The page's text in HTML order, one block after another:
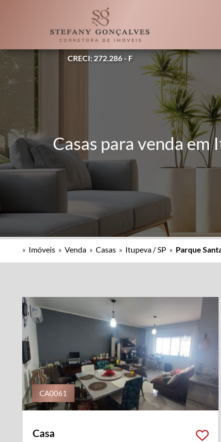
CRECI: 272.286 - F
Casas para venda em
» Imóveis » Venda » Casas » Itupeva / SP » Parque
CA0061
Casa